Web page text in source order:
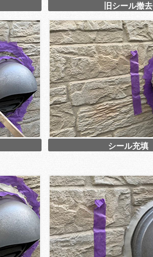
旧シール撤去
シール充填